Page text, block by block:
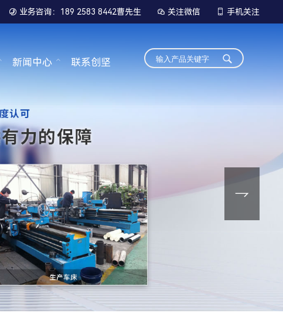
 业务咨询：189 2583 8442曹先生  关注微信  手机关注
新闻中心 联系创坚
